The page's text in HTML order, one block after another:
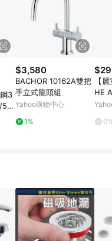
標，成為消費者打
3
52
$3,580
BACHOR 10162A雙把
手立式龍頭組
Yahoo購物中心
1%
【
HE
單槍